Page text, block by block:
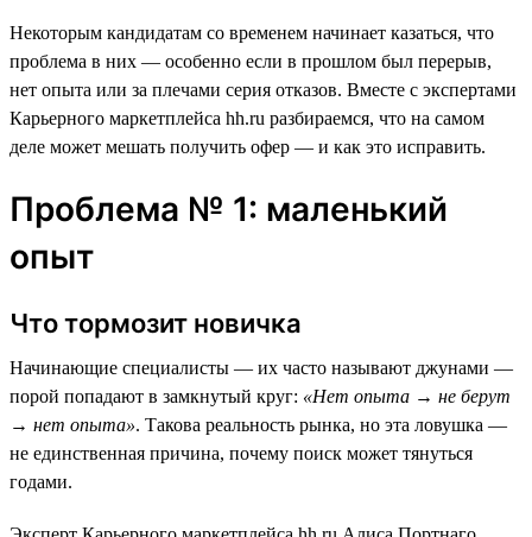
Некоторым кандидатам со временем начинает казаться, что
проблема в них — особенно если в прошлом был перерыв,
нет опыта или за плечами серия отказов. Вместе с экспертами
Карьерного маркетплейса hh.ru разбираемся, что на самом
деле может мешать получить офер — и как это исправить.
Проблема № 1: маленький
опыт
Что тормозит новичка
Начинающие специалисты — их часто называют джунами —
порой попадают в замкнутый круг: «Нет опыта → не берут
→ нет опыта». Такова реальность рынка, но эта ловушка —
не единственная причина, почему поиск может тянуться
годами.